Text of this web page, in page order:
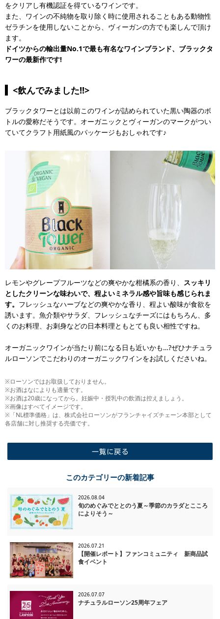
をクリアし有機認証を得ているワインです。
また、ワインの不純物を取り除く時に使用されることもある動物性
ゼラチンを使用しないことから、ヴィーガンの方でも楽しんで頂け
ます。
ドイツからの輸出量No.1で最も有名なワインブランド、ブラックタ
ワーの最新作です!
<飲んでみました!!>
ブラックタワーとは以前このワインが詰められていた黒い陶器のボ
トルの愛称だそうです。オーガニックとヴィーガンのマークがつい
ていてクラフト用紙風のパッケージもおしゃれです♪
レモンやグレープフルーツなどの爽やかな柑橘系の香り、 スッキリ
としたクリーンな味わいで、程よいミネラル感や旨味も感じられま
す。 フレッシュなハーブなどの爽やかな香り、程よい酸味が食欲を
誘います。魚介類やサラダ、フレッシュなチーズにはもちろん、多
くのお料理、お刺身などの日本料理ともとても良い相性ですね。
オーガニックワインが当たり前になる日も近いかも…?ぜひナチュラ
ルローソンでこだわりのオーガニックワインをお試しくださいね。
※ローソンではお取扱しておりません。
※お酒はなによりも適量です。
※お酒は20歳になってから。妊娠中・授乳中の飲酒は控えましょう。
※画像はすべてイメージです。
※「NL標準価格」は、株式会社ローソンがフランチャイズチェーン本部として
各店舗に対し推奨する売価です。
このカテゴリーの新着記事
2026.08.04
旬のめぐみでととのう夏～季節のカラダとこころ
によりそう～
2026.07.21
【開催レポート】ファンコミュニティ 新商品試
食イベント
2026.07.07
ナチュラルローソン25周年フェア